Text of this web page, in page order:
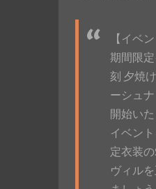
【イベン
期間限
刻 夕焼
ーシュ
開始いた
イベン
定衣装の
ヴィル